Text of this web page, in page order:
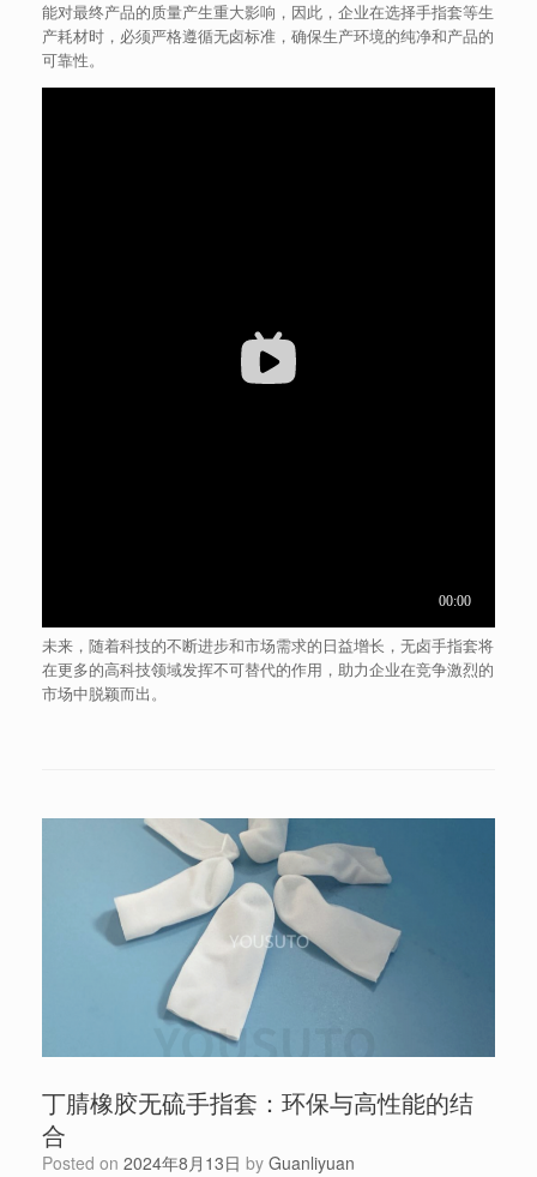
能对最终产品的质量产生重大影响，因此，企业在选择手指套等生
产耗材时，必须严格遵循无卤标准，确保生产环境的纯净和产品的
可靠性。
未来，随着科技的不断进步和市场需求的日益增长，无卤手指套将
在更多的高科技领域发挥不可替代的作用，助力企业在竞争激烈的
市场中脱颖而出。
丁腈橡胶无硫手指套：环保与高性能的结
合
Posted on 2024年8月13日 by Guanliyuan